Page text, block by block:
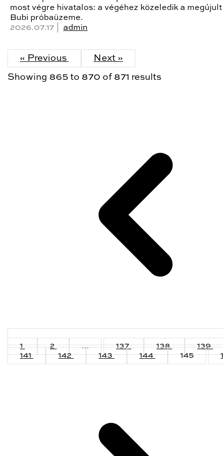
most végre hivatalos: a végéhez közeledik a
Bubi próbaüzeme.
2026.07.17 | admin
« Previous Next »
Showing 865 to 870 of 871 results
1 2 ... 137 138
139
141
142 143 144 145